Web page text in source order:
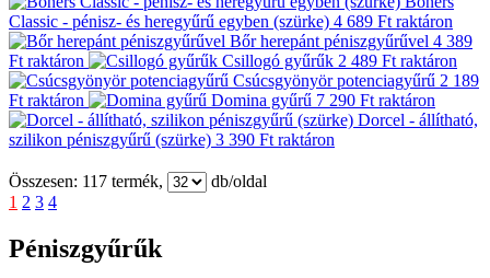
Classic - pénisz- és heregyűrű egyben (szürke) 4 689 Ft raktáron
Bőr herepánt péniszgyűrűvel 4 389
Ft raktáron Csillogó gyűrűk 2 489 Ft raktáron
Csúcsgyönyör potenciagyűrű 2 189
Ft raktáron Domina gyűrű 7 290 Ft raktáron
Dorcel - állítható,
szilikon péniszgyűrű (szürke) 3 390 Ft raktáron
Összesen: 117 termék,
db/oldal
1 2 3 4
Péniszgyűrűk